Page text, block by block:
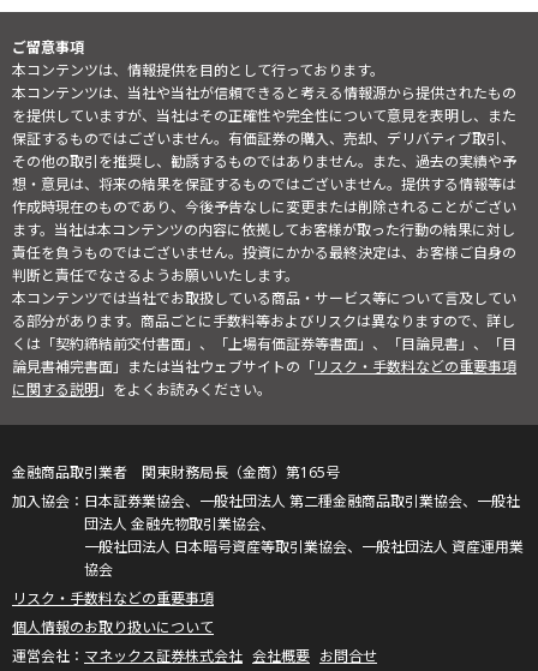
ご留意事項
本コンテンツは、情報提供を目的として行っております。
本コンテンツは、当社や当社が信頼できると考える情報源から提供されたもの
を提供していますが、当社はその正確性や完全性について意見を表明し、また
保証するものではございません。有価証券の購入、売却、デリバティブ取引、
その他の取引を推奨し、勧誘するものではありません。また、過去の実績や予
想・意見は、将来の結果を保証するものではございません。提供する情報等は
作成時現在のものであり、今後予告なしに変更または削除されることがござい
ます。当社は本コンテンツの内容に依拠してお客様が取った行動の結果に対し
責任を負うものではございません。投資にかかる最終決定は、お客様ご自身の
判断と責任でなさるようお願いいたします。
本コンテンツでは当社でお取扱している商品・サービス等について言及してい
る部分があります。商品ごとに手数料等およびリスクは異なりますので、詳し
くは「契約締結前交付書面」、「上場有価証券等書面」、「目論見書」、「目
論見書補完書面」または当社ウェブサイトの「リスク・手数料などの重要事項
に関する説明」をよくお読みください。
金融商品取引業者 関東財務局長（金商）第165号
日本証券業協会、一般社団法人 第二種金融商品取引業協会、一般社
団法人 金融先物取引業協会、
一般社団法人 日本暗号資産等取引業協会、一般社団法人 資産運用業
協会
リスク・手数料などの重要事項
個人情報のお取り扱いについて
マネックス証券株式会社 会社概要 お問合せ